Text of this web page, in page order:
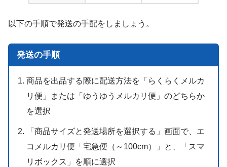
以下の手順で発送の手配をしましょう。
発送の手順
商品を出品する際に配送方法を「らくらくメルカ
リ便」または「ゆうゆうメルカリ便」のどちらか
を選択
「商品サイズと発送場所を選択する」画面で、エ
コメルカリ便「宅急便（～100cm）」と、「スマ
リボックス」を順に選択